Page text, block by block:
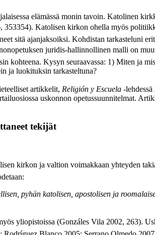
elämässä monin tavoin. Katolinen
Katolisen kirkon ohella myös
sitä ajanjaksoiksi. Kohdistan tarkasteluni
juridis-hallinnollinen malli on
Kysyn seuraavassa: 1) Miten ja
ja luokituksin tarkasteltuna?
artikkelit, Religión y Escuela -
uskonnon opetussuunnitelmat.
tekijät
kirkon ja valtion voimakkaan yhteyden
pyhän katolisen, apostolisen ja
yliopistoissa (Gonzáles Vila 2002, 263).